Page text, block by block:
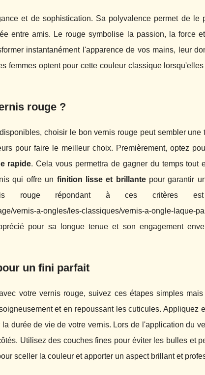
et de sophistication. Sa polyvalence permet de le
entre amis. Le rouge symbolise la passion, la force
instantanément l'apparence de vos mains, leur
femmes optent pour cette couleur classique
rouge ?
choisir le bon vernis rouge peut sembler une
pour faire le meilleur choix. Premièrement, optez
rapide. Cela vous permettra de gagner du temps tout
qui offre un finition lisse et brillantepour garantir
rouge répondant à ces critères est
vernis-a-ongles/les-classiques/vernis-a-ongle-laque-
pour sa longue tenue et son engagement
un fini parfait
votre vernis rouge, suivez ces étapes simples
et en repoussant les cuticules. Appliquez
durée de vie de votre vernis. Lors de l'application du
Utilisez des couches fines pour éviter les bulles et
sceller la couleur et apporter un aspect brillant et